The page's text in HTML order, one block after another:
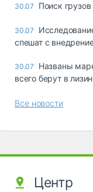
30.07 Поиск
30.07
спешат с
30.07
Названы
всего берут в
Все новости
Центр